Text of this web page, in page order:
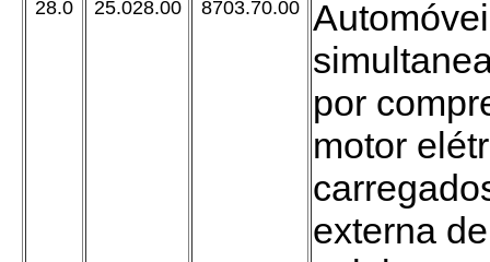
28.0 25.028.00 8703.70.00
por
motor
externa